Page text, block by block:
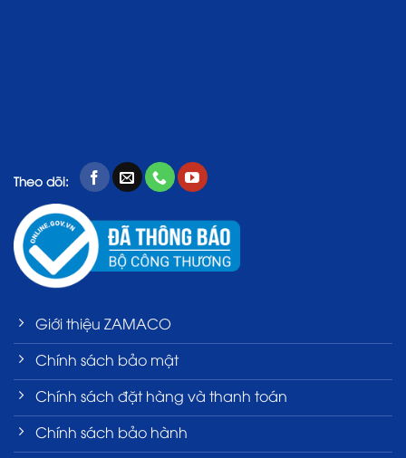
Theo dõi:
Giới thiệu ZAMACO
Chính sách bảo mật
Chính sách đặt hàng và thanh toán
Chính sách bảo hành